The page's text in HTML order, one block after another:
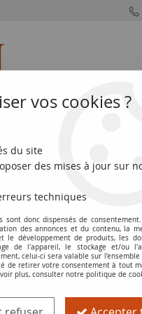
EUROS
Quentin de la
vos cookies ?
du site
des mises à jour sur
techniques
donc dispensés de
des annonces et du contenu, la
le développement de produits, les
de l'appareil, le stockage et/ou
celui-ci sera valable sur l’ensemble
de retirer votre consentement à tout
plus, consulter notre politique de